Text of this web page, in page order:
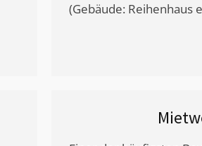
(Gebäude: Reihenhaus